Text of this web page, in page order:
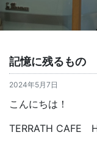
記憶に残るもの
2024年5月7日
こんにちは！
TERRATH CAFE